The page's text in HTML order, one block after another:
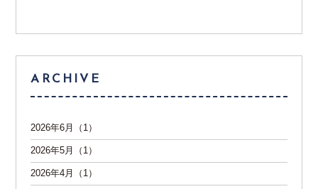
ARCHIVE
2026年6月（1）
2026年5月（1）
2026年4月（1）